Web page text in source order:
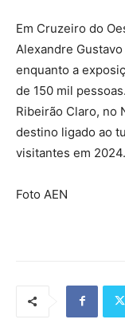
Em Cruzeiro do
Alexandre
enquanto a
de 150 mil
Ribeirão Claro, no
destino ligado ao
visitantes em 2024.
Foto AEN